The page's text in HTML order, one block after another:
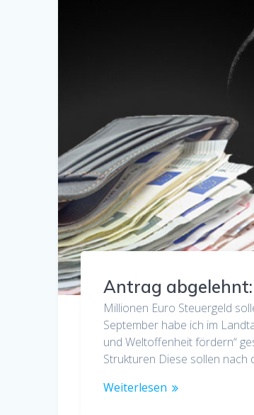
Antrag
Millionen Euro Steuergeld
September habe ich im
und Weltoffenheit fördern“
Strukturen Diese sollen
Weiterlesen